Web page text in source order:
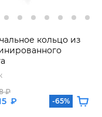
кольцо из
₽
₽
-65%